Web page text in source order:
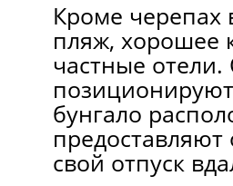
Кроме черепах
пляж, хорошее
частные
бунгало
свой отпуск